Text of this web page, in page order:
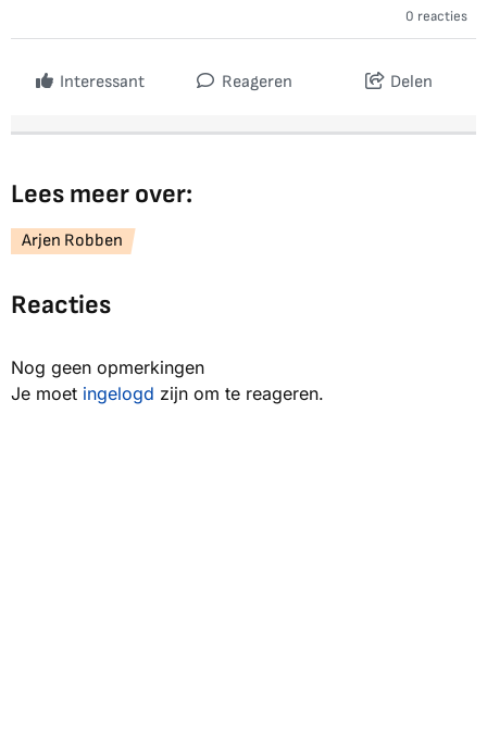
0 reacties
Interessant Reageren Delen
Lees meer over:
Arjen Robben
Reacties
Nog geen opmerkingen
Je moet ingelogd zijn om te reageren.